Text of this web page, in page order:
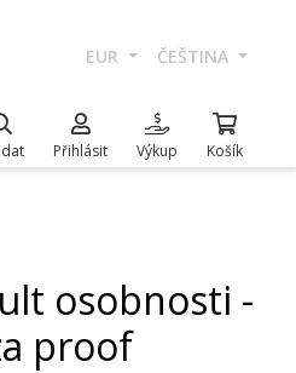
EUR ČEŠTINA
Přihlásit Výkup Košík
osobnosti -
proof